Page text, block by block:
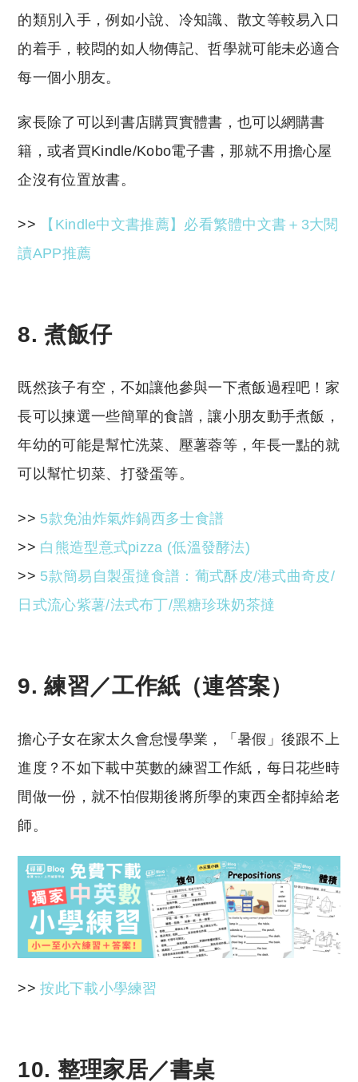
的類別入手，例如小說、冷知識、散文等較易入口
的着手，較悶的如人物傳記、哲學就可能未必適合
每一個小朋友。
家長除了可以到書店購買實體書，也可以網購書
籍，或者買Kindle/Kobo電子書，那就不用擔心屋
企沒有位置放書。
>>
【Kindle中文書推薦】必看繁體中文書＋3大閱
讀APP推薦
8. 煮飯仔
既然孩子有空，不如讓他參與一下煮飯過程吧！家
長可以揀選一些簡單的食譜，讓小朋友動手煮飯，
年幼的可能是幫忙洗菜、壓薯蓉等，年長一點的就
可以幫忙切菜、打發蛋等。
>> 5款免油炸氣炸鍋西多士食譜
>> 白熊造型意式pizza (低溫發酵法)
>> 5款簡易自製蛋撻食譜：葡式酥皮/港式曲奇皮/
日式流心紫薯/法式布丁/黑糖珍珠奶茶撻
9. 練習／工作紙（連答案）
擔心子女在家太久會怠慢學業，「暑假」後跟不上
進度？不如下載中英數的練習工作紙，每日花些時
間做一份，就不怕假期後將所學的東西全都掉給老
師。
>>按此下載小學練習
10. 整理家居／書桌